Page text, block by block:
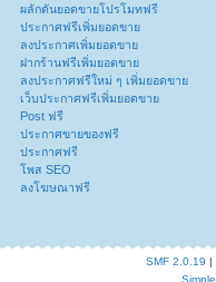
ผลักดันยอดขายโปรโมทฟรี
ประกาศฟรีเพิ่มยอดขาย
ลงประกาศเพิ่มยอดขาย
ฝากร้านฟรีเพิ่มยอดขาย
ลงประกาศฟรีใหม่ ๆ เพิ่มยอดขาย
เว็บประกาศฟรีเพิ่มยอดขาย
Post ฟรี
ประกาศขายของฟรี
ประกาศฟรี
โพส SEO
ลงโฆษณาฟรี
SMF 2.0.19 |